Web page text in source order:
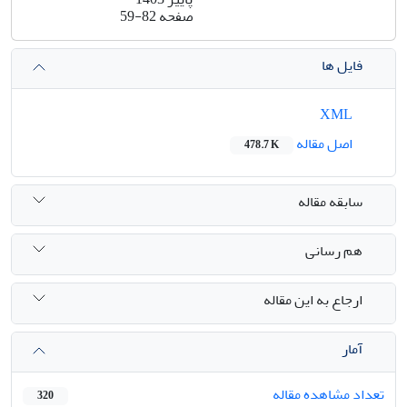
صفحه59-82
فایل ها
اصل مقاله
478.7 K
سابقه مقاله
هم رسانی
ارجاع به این مقاله
آمار
تعداد مشاهده مقاله
320